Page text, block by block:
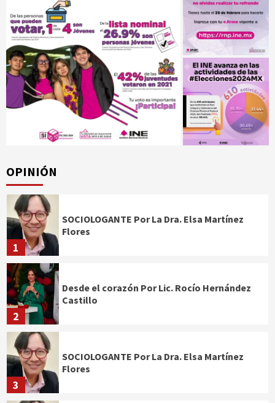
OPINIÓN
1
SOCIOLOGANTE Por La Dra. Elsa Martínez
Flores
2
Desde el corazón Por Lic. Rocío Hernández
Castillo
3
SOCIOLOGANTE Por La Dra. Elsa Martínez
Flores